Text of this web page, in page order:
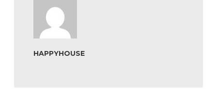
HAPPYHOUSE